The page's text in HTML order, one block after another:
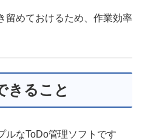
留めておけるため、作業効率
きること
ルなToDo管理ソフトです